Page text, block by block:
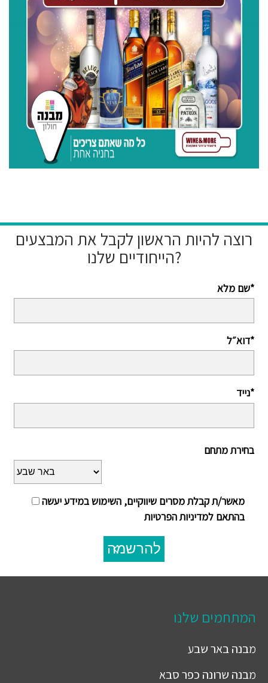
רוצה להיות הראשון לקבל את המבצעים
הייחודיים שלנו?
שם מלא*
דוא״ל*
נייד*
בחירת מתחם
מאשר/ת קבלת מסרים שיווקיים, השימוש במידע יעשה
בהתאם למדיניות הפרטיות
להרשמה
המתחמים שלנו
מבנהבאר שבע
מבנה שרונה כפר סבא